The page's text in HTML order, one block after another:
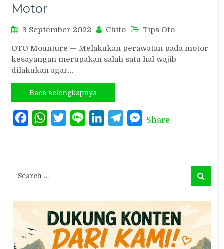
Motor
3 September 2022 Chito Tips Oto
OTO Mounture — Melakukan perawatan pada motor
kesayangan merupakan salah satu hal wajib
dilakukan agar…
Baca selengkapnya
FacebookWhatsAppTwitterLine LinkedInTelegramMessenger
Share
for:
Search